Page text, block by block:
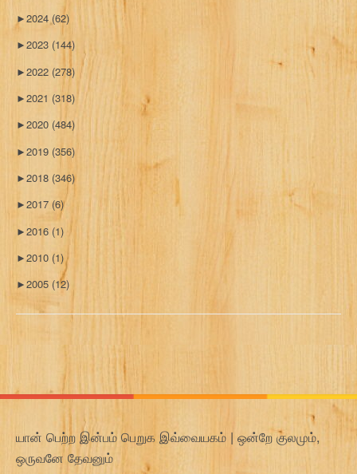
►2024(62)
►2023 (144)
►2022 (278)
►2021 (318)
►2020 (484)
►2019 (356)
►2018 (346)
►2017 (6)
►2016 (1)
►2010 (1)
►2005 (12)
யான் பெற்ற இன்பம் பெறுக இவ்வையகம் | ஒன்றே குலமும்,
ஒருவனே தேவனும்